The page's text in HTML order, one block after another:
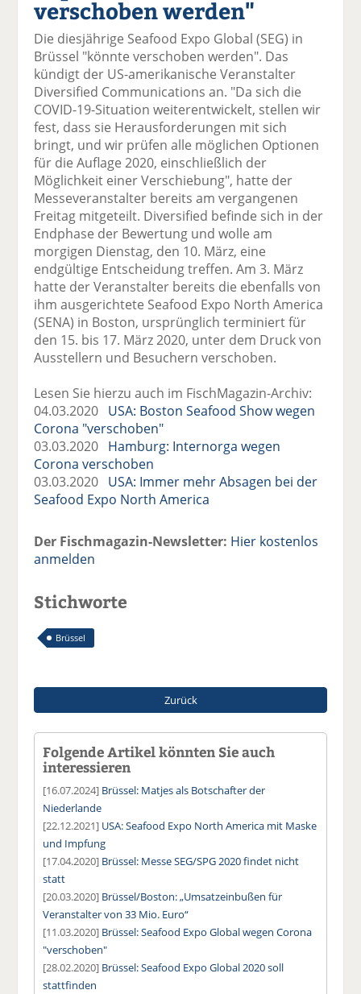
el
uf
F
ac
e
b
o
o
k
te
il
e
n
wi
tt
er
n
uf
Li
n
k
e
di
n
il
e
n
er
m
ai
l
er
d
e
verschoben werden"
Die diesjährige Seafood Expo Global (SEG) in
Brüssel "könnte verschoben werden". Das
kündigt der US-amerikanische Veranstalter
Diversified Communications an. "Da sich die
COVID-19-Situation weiterentwickelt, stellen wir
fest, dass sie Herausforderungen mit sich
bringt, und wir prüfen alle möglichen Optionen
für die Auflage 2020, einschließlich der
Möglichkeit einer Verschiebung", hatte der
Messeveranstalter bereits am vergangenen
Freitag mitgeteilt. Diversified befinde sich in der
Endphase der Bewertung und wolle am
morgigen Dienstag, den 10. März, eine
endgültige Entscheidung treffen. Am 3. März
hatte der Veranstalter bereits die ebenfalls von
ihm ausgerichtete Seafood Expo North America
(SENA) in Boston, ursprünglich terminiert für
den 15. bis 17. März 2020, unter dem Druck von
Ausstellern und Besuchern verschoben.
Lesen Sie hierzu auch im FischMagazin-Archiv:
04.03.2020 USA: Boston Seafood Show wegen
Corona "verschoben"
03.03.2020 Hamburg: Internorga wegen
Corona verschoben
03.03.2020 USA: Immer mehr Absagen bei der
Seafood Expo North America
Der Fischmagazin-Newsletter: Hier kostenlos
anmelden
Stichworte
Brüssel
Zurück
Folgende Artikel könnten Sie auch
interessieren
[16.07.2024] Brüssel: Matjes als Botschafter der
Niederlande
[22.12.2021] USA: Seafood Expo North America mit Maske
und Impfung
[17.04.2020] Brüssel: Messe SEG/SPG 2020 findet nicht
statt
[20.03.2020] Brüssel/Boston: „Umsatzeinbußen für
Veranstalter von 33 Mio. Euro“
[11.03.2020] Brüssel: Seafood Expo Global wegen Corona
"verschoben"
[28.02.2020] Brüssel: Seafood Expo Global 2020 soll
stattfinden